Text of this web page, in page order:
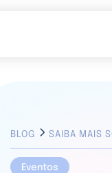
BLOG
SAIBA MAIS
EM
Eventos